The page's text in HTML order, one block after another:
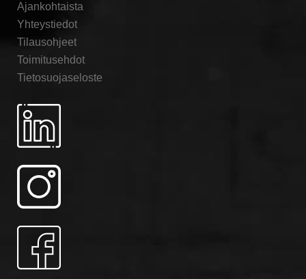
Ajankohtaista
Yhteystiedot
Tilausohjeet
Toimitusehdot
Tietosuojaseloste